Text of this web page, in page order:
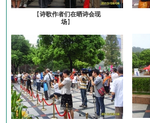
【诗歌作者们在晒诗会现
场】